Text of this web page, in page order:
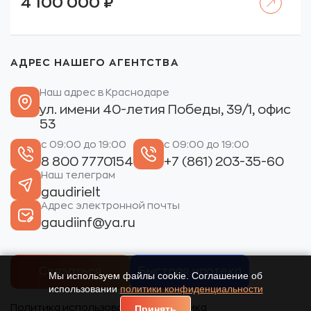
АДРЕС НАШЕГО АГЕНТСТВА
Наш адрес в Краснодаре
ул. имени 40-летия Победы, 39/1, офис
53
с 09:00 до 19:00
8 800 7770154
с 09:00 до 19:00
+7 (861) 203-35-60
Наш телеграм
gaudirielt
Адрес электронной почты
gaudiinf@ya.ru
Связаться Быстрая ипотека
Политика использования Политика
Мы используем файлы cookie. Соглашение об
использовании политики конфиденциальности